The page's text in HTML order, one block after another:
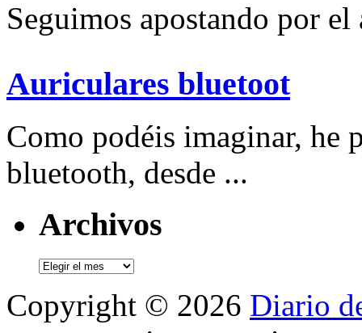
Seguimos apostando por
Auriculares bluetoot
Como podéis imaginar, he
bluetooth, desde ...
Archivos
Archivos
Copyright © 2026 Diario